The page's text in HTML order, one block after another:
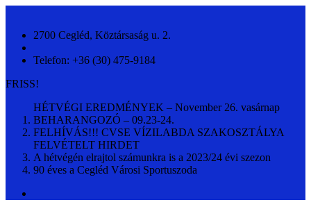
2700 Cegléd, Köztársaság u. 2.
Telefon: +36 (30) 475-9184
FRISS!
HÉTVÉGI EREDMÉNYEK – November 26. vasárnap
BEHARANGOZÓ – 09.23-24.
FELHÍVÁS!!! CVSE VÍZILABDA SZAKOSZTÁLYA
FELVÉTELT HIRDET
A hétvégén elrajtol számunkra is a 2023/24 évi szezon
90 éves a Cegléd Városi Sportuszoda